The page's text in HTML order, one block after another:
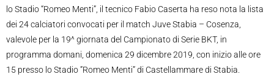
lo Stadio “Romeo Menti”, il tecnico Fabio Caserta ha reso nota la lista
dei 24 calciatori convocati per il match Juve Stabia – Cosenza,
valevole per la 19^ giornata del Campionato di Serie BKT, in
programma domani, domenica 29 dicembre 2019, con inizio alle ore
15 presso lo Stadio ”Romeo Menti” di Castellammare di Stabia.